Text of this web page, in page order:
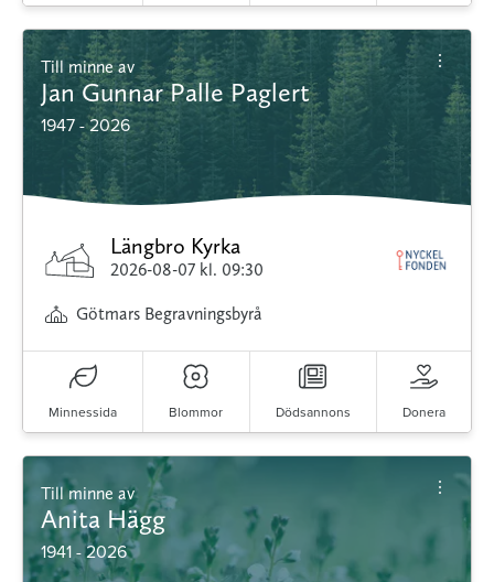
Till minne av
Jan Gunnar Palle Paglert
1947 - 2026
Längbro Kyrka
2026-08-07 kl. 09:30
Götmars Begravningsbyrå
Minnessida Blommor Dödsannons Donera
Till minne av
Anita Hägg
1941 - 2026